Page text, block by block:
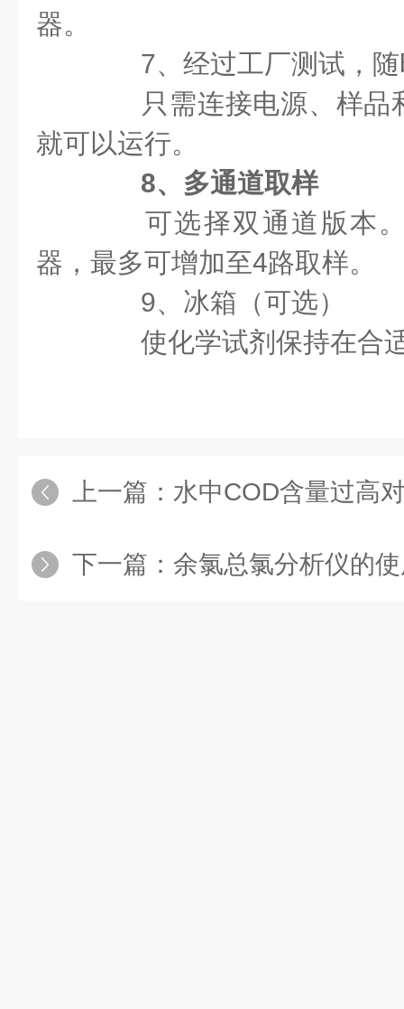
器。
7、经过工厂测试，随
只需连接电源、样品
就可以运行。
8、多通道取样
可选择双通道版本。
器，最多可增加至4路取样。
9、冰箱（可选）
使化学试剂保持在合
上一篇： 水中COD含量过高
下一篇： 余氯总氯分析仪的